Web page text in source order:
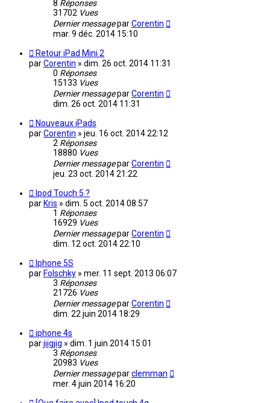
8 Réponses
31702 Vues
Dernier messageparCorentin
mar. 9 déc. 2014 15:10
Retour iPad Mini 2
parCorentin » dim. 26 oct. 2014 11:31
0 Réponses
15133 Vues
Dernier messageparCorentin
dim. 26 oct. 2014 11:31
Nouveaux iPads
parCorentin » jeu. 16 oct. 2014 22:12
2 Réponses
18880 Vues
Dernier messageparCorentin
jeu. 23 oct. 2014 21:22
Ipod Touch 5 ?
par Kris » dim. 5 oct. 2014 08:57
1 Réponses
16929 Vues
Dernier messageparCorentin
dim. 12 oct. 2014 22:10
Iphone 5S
par Folschky » mer. 11 sept. 2013 06:07
3 Réponses
21726 Vues
Dernier messageparCorentin
dim. 22 juin 2014 18:29
iphone 4s
parjiigjig » dim. 1 juin 2014 15:01
3 Réponses
20983 Vues
Dernier messageparclemman
mer. 4 juin 2014 16:20